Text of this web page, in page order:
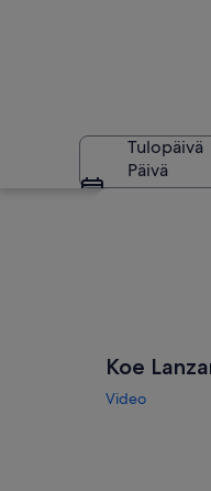
Tulopäivä
Päivä
Koe
Video